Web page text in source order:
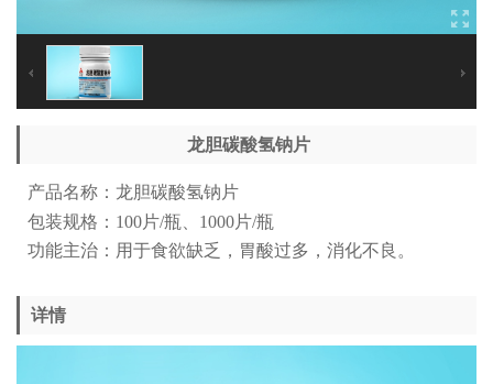
龙胆碳酸氢钠片
产品名称：龙胆碳酸氢钠片
包装规格：100片/瓶、 1000片/瓶
功能主治：用于食欲缺乏，胃酸过多，消化不良。
详情